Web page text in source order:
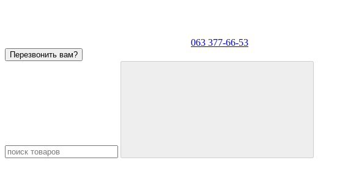
063 377-66-53
Перезвонить вам?